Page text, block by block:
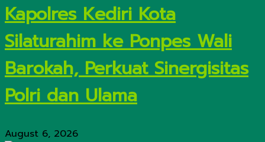
Kapolres Kediri Kota
Silaturahim ke Ponpes Wali
Barokah, Perkuat Sinergisitas
Polri dan Ulama
August 6, 2026